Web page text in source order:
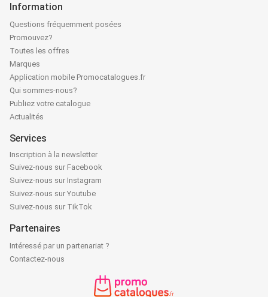
Information
Questions fréquemment posées
Promouvez?
Toutes les offres
Marques
Application mobile Promocatalogues.fr
Qui sommes-nous?
Publiez votre catalogue
Actualités
Services
Inscription à la newsletter
Suivez-nous sur Facebook
Suivez-nous sur Instagram
Suivez-nous sur Youtube
Suivez-nous sur TikTok
Partenaires
Intéressé par un partenariat ?
Contactez-nous